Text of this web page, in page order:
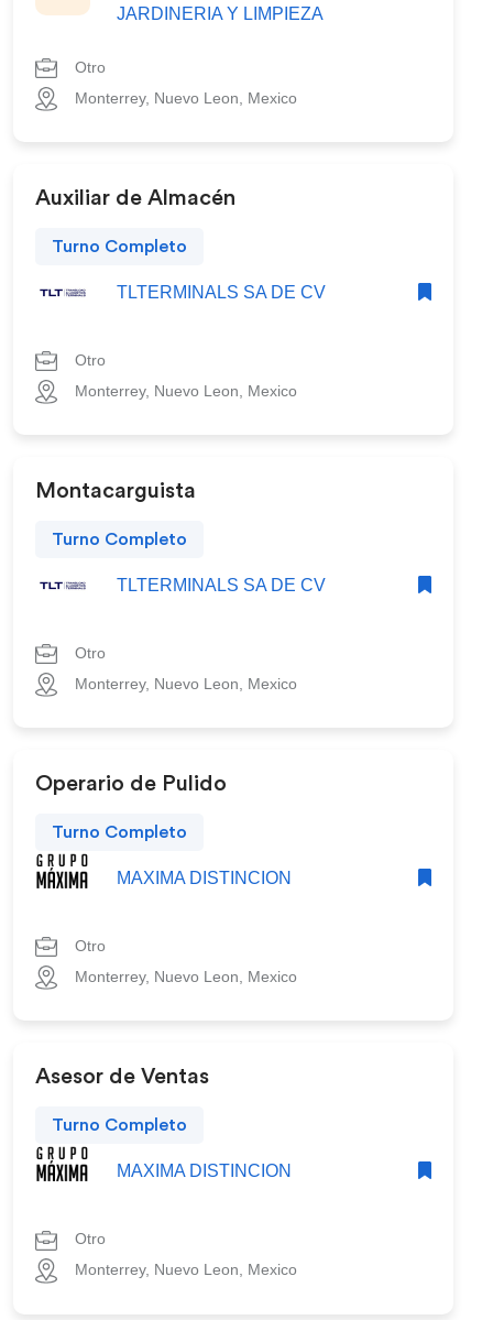
JARDINERIA Y LIMPIEZA
Otro
Monterrey, Nuevo Leon, Mexico
Auxiliar de Almacén
Turno Completo
TLTERMINALS SA DE CV
Otro
Monterrey, Nuevo Leon, Mexico
Montacarguista
Turno Completo
TLTERMINALS SA DE CV
Otro
Monterrey, Nuevo Leon, Mexico
Operario de Pulido
Turno Completo
MAXIMA DISTINCION
Otro
Monterrey, Nuevo Leon, Mexico
Asesor de Ventas
Turno Completo
MAXIMA DISTINCION
Otro
Monterrey, Nuevo Leon, Mexico